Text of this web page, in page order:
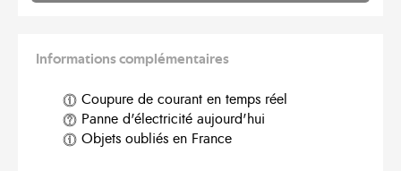
Informations complémentaires
Coupure de courant en temps réel
Panne d'électricité aujourd'hui
Objets oubliés en France